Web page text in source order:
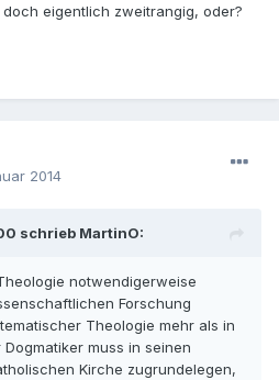
eigentlich zweitrangig, oder?
2014
schrieb MartinO:
notwendigerweise
Forschung
Theologie mehr als in
muss in seinen
Kirche zugrundelegen,